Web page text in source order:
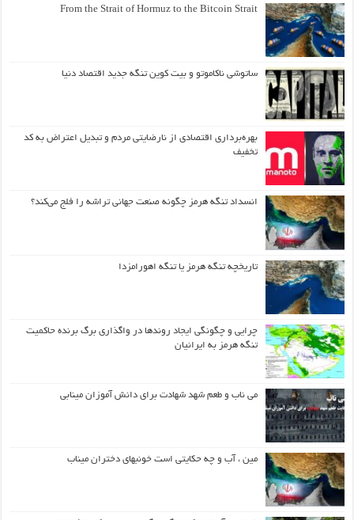
From the Strait of Hormuz to the Bitcoin Strait
ساتوشی ناکاموتو و بیت کوین تنگه جدید اقتصاد دنیا
بهره‌برداری اقتصادی از نارضایتی مردم و تبدیل اعتراض به کد
تخفیف
انسداد تنگه هرمز چگونه صنعت جهانی تراشه را فلج می‌کند؟
تاریخچه تنگه هرمز یا تنگه اهورامزدا
چرایی و چگونگی ایجاد روندها در واگذاری برگ برنده حاکمیت
تنگه هرمز به ایرانیان
می ناب و طعم شهد شهادت برای دانش آموزان مینابی
مین ، آب و چه حکایتی است خونبهای دختران میناب